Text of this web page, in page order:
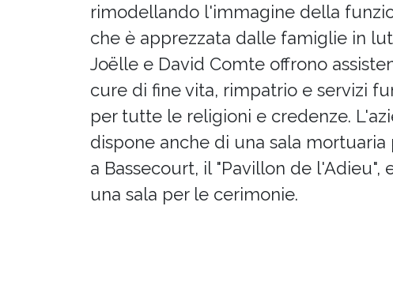
rimodellando l'immagine della
che è apprezzata dalle famiglie in
Joëlle e David Comte offrono
cure di fine vita, rimpatrio e servizi
per tutte le religioni e credenze.
dispone anche di una sala mortuaria
a Bassecourt, il "Pavillon de l'Adieu",
una sala per le cerimonie.